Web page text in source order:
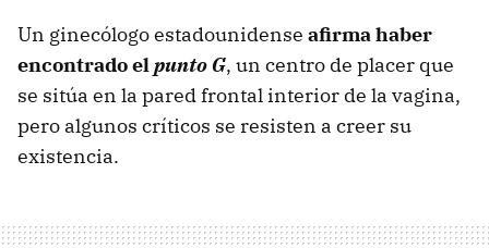
Un ginecólogo estadounidense afirma haber
encontrado elpunto G, un centro de placer que
se sitúa en la pared frontal interior de la vagina,
pero algunos críticos se resisten a creer su
existencia.